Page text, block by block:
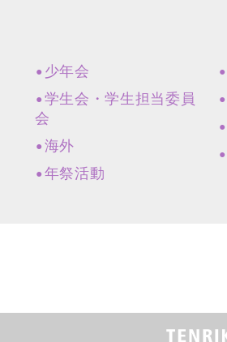
少年会
学生会・学生担当委員
会
海外
年祭活動